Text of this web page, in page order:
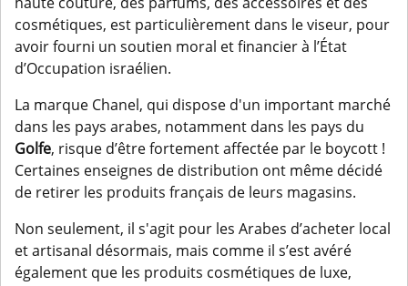
cosmétiques, est particulièrement dans le viseur, pour
avoir fourni un soutien moral et financier à l’État
d’Occupation israélien.
La marque Chanel, qui dispose d'un important marché
dans les pays arabes, notamment dans les pays du
Golfe, risque d’être fortement affectée par le boycott !
Certaines enseignes de distribution ont même décidé
de retirer les produits français de leurs magasins.
Non seulement, il s'agit pour les Arabes d’acheter local
et artisanal désormais, mais comme il s’est avéré
également que les produits cosmétiques de luxe,